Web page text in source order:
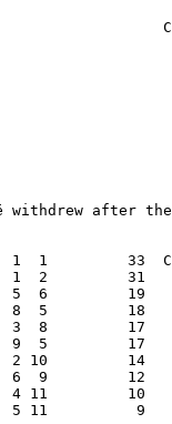
withdrew after
1         33
1  2         31
5  6         19
8  5         18
3  8         17
9  5         17
2 10         14
6  9         12
4 11         10
5 11          9